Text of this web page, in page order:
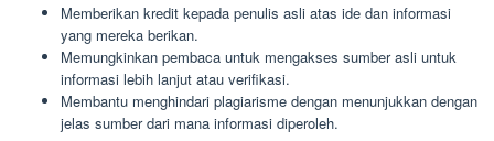
Memberikan kredit kepada penulis asli atas ide dan informasi
yang mereka berikan.
Memungkinkan pembaca untuk mengakses sumber asli untuk
informasi lebih lanjut atau verifikasi.
Membantu menghindari plagiarisme dengan menunjukkan dengan
jelas sumber dari mana informasi diperoleh.